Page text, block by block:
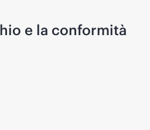
e la conformità